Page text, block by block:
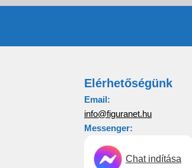
Elérhetőségünk
Email:
info@figuranet.hu
Messenger:
Chat indítása